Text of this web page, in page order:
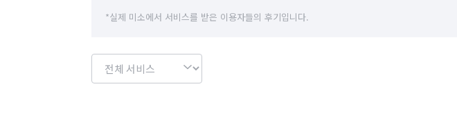
*실제 미소에서 서비스를 받은 이용자들의 후기입니다.